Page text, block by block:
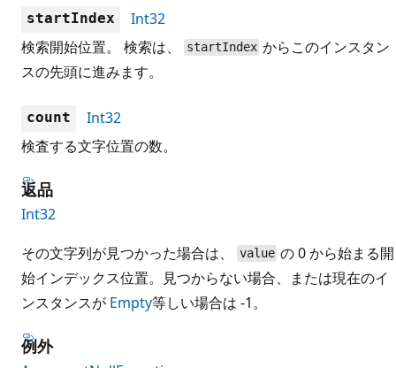
startIndex
Int32
検索開始位置。 検索は、
startIndex からこのインスタン
スの先頭に進みます。
count
Int32
検査する文字位置の数。
返品
Int32
その文字列が見つかった場合は、
value の 0 から始まる開
始インデックス位置。見つからない場合、または現在のイ
ンスタンスが Empty等しい場合は -1。
例外